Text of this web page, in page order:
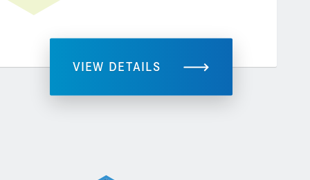
VIEW DETAILS